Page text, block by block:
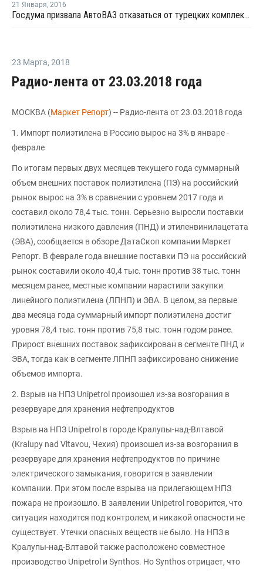
21 Января, 2016
Госдума призвала АвтоВАЗ отказаться от турецких комплектующих
23 Марта, 2018
Радио-лента от 23.03.2018 года
МОСКВА (Маркет Репорт) -- Радио-лента от 23.03.2018 года
1. Импорт полиэтилена в Россию вырос на 3% в январе -
феврале
По итогам первых двух месяцев текущего года суммарный
объем внешних поставок полиэтилена (ПЭ) на российский
рынок вырос на 3% в сравнении с уровнем 2017 года и
составил около 78,4 тыс. тонн. Серьезно выросли поставки
полиэтилена низкого давления (ПНД) и этиленвинилацетата
(ЭВА), сообщается в обзоре ДатаСкоп компании Маркет
Репорт. В феврале года внешние поставки ПЭ на российский
рынок составили около 40,4 тыс. тонн против 38 тыс. тонн
месяцем ранее, местные компании нарастили закупки
линейного полиэтилена (ЛПНП) и ЭВА. В целом, за первые
два месяца года суммарный импорт полиэтилена достиг
уровня 78,4 тыс. тонн против 75,8 тыс. тонн годом ранее.
Прирост внешних поставок зафиксирован в сегменте ПНД и
ЭВА, тогда как в сегменте ЛПНП зафиксировано снижение
объемов импорта.
2. Взрыв на НПЗ Unipetrol произошел из-за возгорания в
резервуаре для хранения нефтепродуктов
Взрыв на НПЗ Unipetrol в городе Кралупы-над-Влтавой
(Kralupy nad Vltavou, Чехия) произошел из-за возгорания в
резервуаре для хранения нефтепродуктов по причине
электрического замыкания, говорится в заявлении
компании. При этом после взрыва на прилегающем НПЗ
пожара не произошло. В заявлении Unipetrol говорится, что
ситуация находится под контролем, и никакой опасности не
существует. Утечки опасных веществ не было. На НПЗ в
Кралупы-над-Влтавой также расположено совместное
производство Unipetrol и Synthos. Но Synthos отрицает, что